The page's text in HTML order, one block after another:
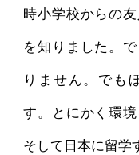
時小学校からの
を知りました。
りません。でも
す。とにかく環
そして日本に留学